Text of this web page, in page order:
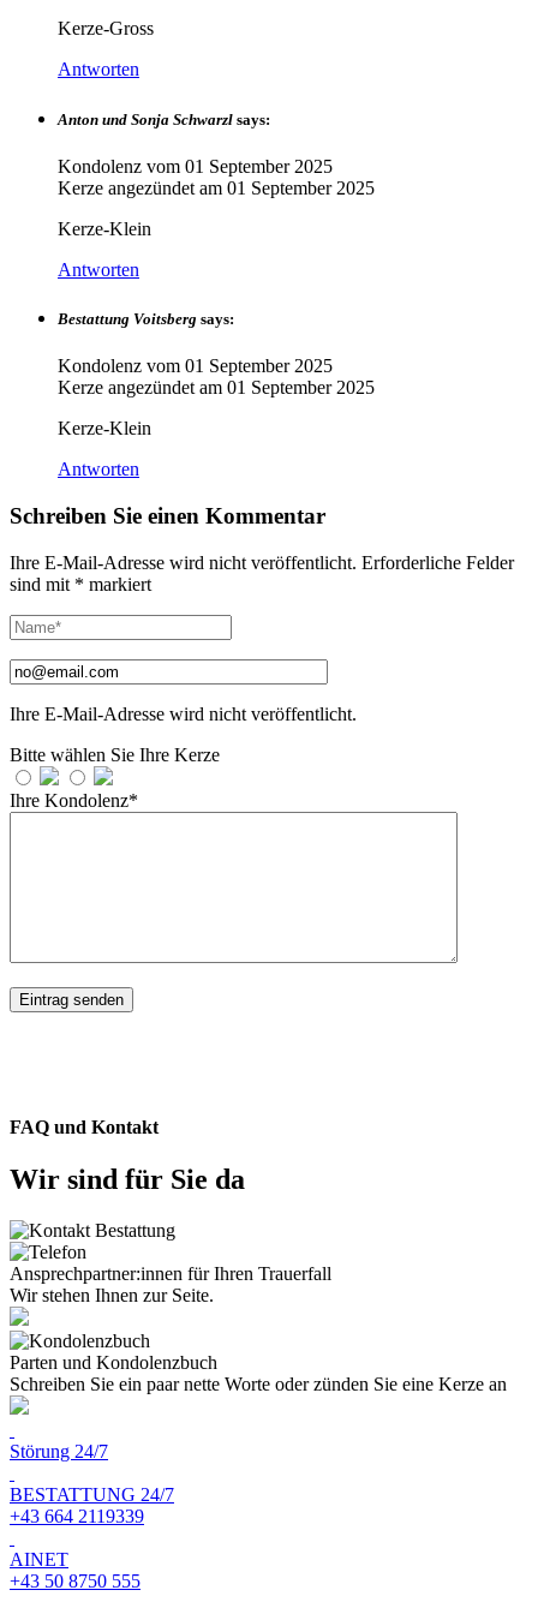
Kerze-Gross
Antworten
Anton und Sonja Schwarzl says:
Kondolenz vom 01 September 2025
Kerze angezündet am 01 September 2025
Kerze-Klein
Antworten
Bestattung Voitsberg says:
Kondolenz vom 01 September 2025
Kerze angezündet am 01 September 2025
Kerze-Klein
Antworten
Schreiben Sie einen Kommentar
Ihre E-Mail-Adresse wird nicht veröffentlicht. Erforderliche Felder
sind mit * markiert
Ihre E-Mail-Adresse wird nicht veröffentlicht.
Bitte wählen Sie Ihre Kerze
Ihre Kondolenz*
FAQ und Kontakt
Wir sind für Sie da
Ansprechpartner:innen für Ihren Trauerfall
Wir stehen Ihnen zur Seite.
Parten und Kondolenzbuch
Schreiben Sie ein paar nette Worte oder zünden Sie eine Kerze an
Störung 24/7
BESTATTUNG 24/7
+43 664 2119339
AINET
+43 50 8750 555